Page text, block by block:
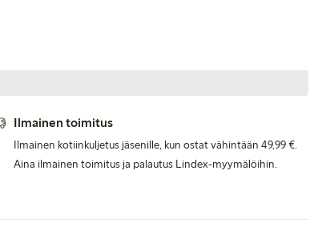
Ilmainen toimitus
Ilmainen kotiinkuljetus jäsenille, kun ostat vähintään 49,99 €.
Aina ilmainen toimitus ja palautus Lindex-myymälöihin.